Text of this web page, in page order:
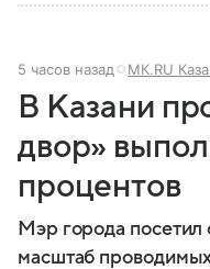
5 часов назад МК.RU
В Казани
двор»
процентов
Мэр города посетил
масштаб